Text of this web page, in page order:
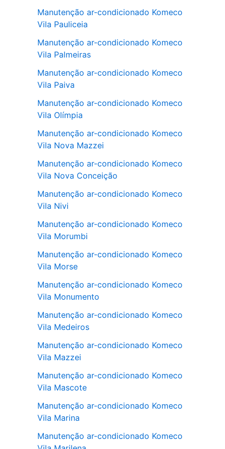
Manutenção ar-condicionado Komeco
Vila Pauliceia
Manutenção ar-condicionado Komeco
Vila Palmeiras
Manutenção ar-condicionado Komeco
Vila Paiva
Manutenção ar-condicionado Komeco
Vila Olímpia
Manutenção ar-condicionado Komeco
Vila Nova Mazzei
Manutenção ar-condicionado Komeco
Vila Nova Conceição
Manutenção ar-condicionado Komeco
Vila Nivi
Manutenção ar-condicionado Komeco
Vila Morumbi
Manutenção ar-condicionado Komeco
Vila Morse
Manutenção ar-condicionado Komeco
Vila Monumento
Manutenção ar-condicionado Komeco
Vila Medeiros
Manutenção ar-condicionado Komeco
Vila Mazzei
Manutenção ar-condicionado Komeco
Vila Mascote
Manutenção ar-condicionado Komeco
Vila Marina
Manutenção ar-condicionado Komeco